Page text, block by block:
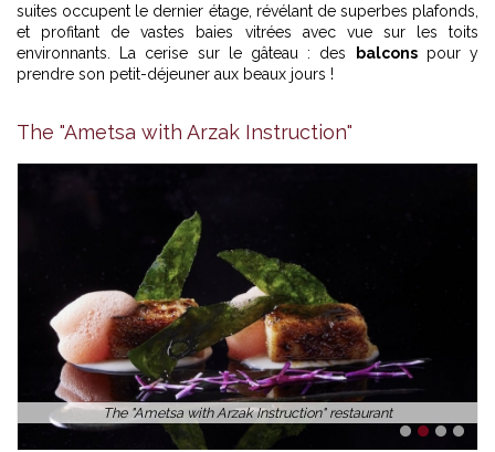
suites occupent le dernier étage, révélant de superbes plafonds,
et profitant de vastes baies vitrées avec vue sur les toits
environnants. La cerise sur le gâteau : des
balconspour y
prendre son petit-déjeuner aux beaux jours !
The "Ametsa with Arzak Instruction"
The "Ametsa with Arzak Instruction" restaurant